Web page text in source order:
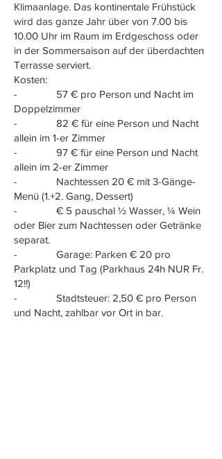
Klimaanlage. Das kontinentale Frühstück
wird das ganze Jahr über von 7.00 bis
10.00 Uhr im Raum im Erdgeschoss oder
in der Sommersaison auf der überdachten
Terrasse serviert.
Kosten:
- 57 € pro Person und Nacht im
Doppelzimmer
- 82 € für eine Person und Nacht
allein im 1-er Zimmer
- 97 € für eine Person und Nacht
allein im 2-er Zimmer
- Nachtessen 20 € mit 3-Gänge-
Menü (1.+2. Gang, Dessert)
- € 5 pauschal ½ Wasser, ¼ Wein
oder Bier zum Nachtessen oder Getränke
separat.
- Garage: Parken € 20 pro
Parkplatz und Tag (Parkhaus 24h NUR Fr.
12!!)
- Stadtsteuer: 2,50 € pro Person
und Nacht, zahlbar vor Ort in bar.